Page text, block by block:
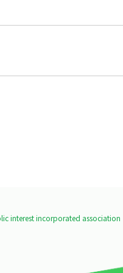
interest incorporated association